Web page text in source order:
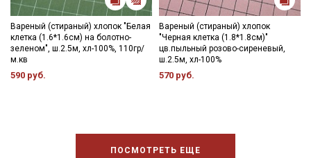
Вареный (стираный) хлопок "Белая
клетка (1.6*1.6см) на болотно-
зеленом", ш.2.5м, хл-100%, 110гр/
м.кв
590 руб.
Вареный (стираный) хлопок
"Черная клетка (1.8*1.8см)"
цв.пыльный розово-сиреневый,
ш.2.5м, хл-100%
570 руб.
ПОСМОТРЕТЬ ЕЩЕ
Даю Согласие на получение рекламных и
информационных рассылок